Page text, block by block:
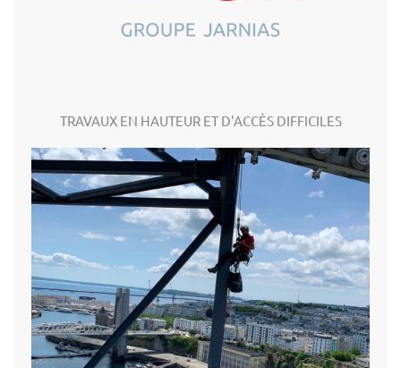
TRAVAUX EN HAUTEUR ET D'ACCÈS DIFFICILES